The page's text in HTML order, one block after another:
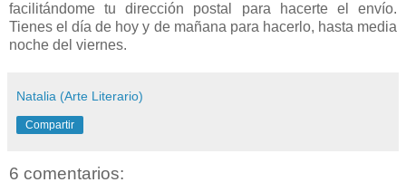
facilitándome tu dirección postal para hacerte el envío.
Tienes el día de hoy y de mañana para hacerlo, hasta media
noche del viernes.
Natalia (Arte Literario)
Compartir
6 comentarios: